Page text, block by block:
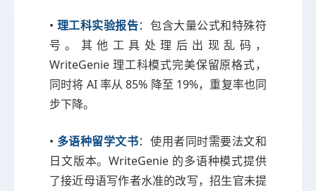
• 理工科实验报告：包含大量公式和特殊符
号。其他工具处理后出现乱码，
WriteGenie 理工科模式完美保留原格式，
同时将 AI 率从 85% 降至 19%，重复率也同
步下降。
• 多语种留学文书：使用者同时需要法文和
日文版本。WriteGenie 的多语种模式提供
了接近母语写作者水准的改写，招生官未提